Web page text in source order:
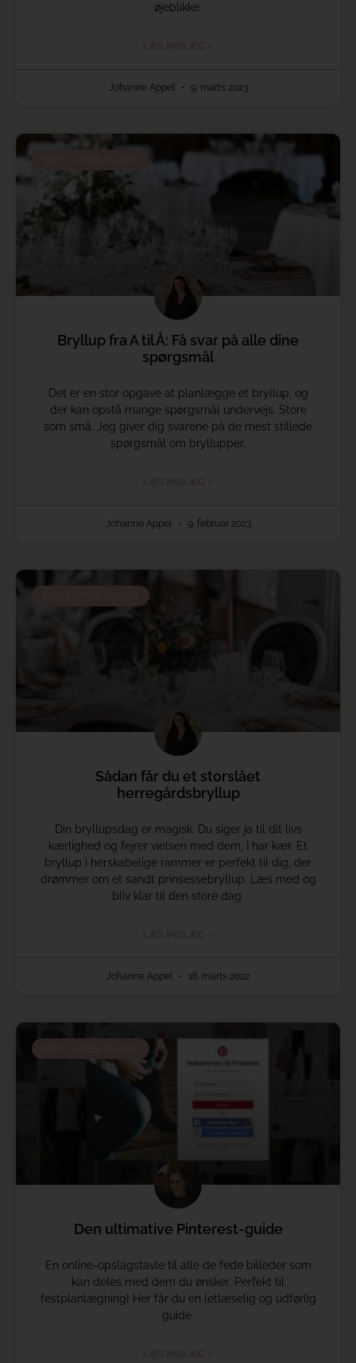
øjeblikke.
Johanne Appel 9. marts 2023
Bryllup fra A til Å: Få svar på alle dine
spørgsmål
Det er en stor opgave at planlægge et bryllup, og
der kan opstå mange spørgsmål undervejs. Store
som små. Jeg giver dig svarene på de mest stillede
spørgsmål om bryllupper.
Johanne Appel 9. februar 2023
Sådan får du et storslået
herregårdsbryllup
Din bryllupsdag er magisk. Du siger ja til dit livs
kærlighed og fejrer vielsen med dem, I har kær. Et
bryllup i herskabelige rammer er perfekt til dig, der
drømmer om et sandt prinsessebryllup. Læs med og
bliv klar til den store dag.
Johanne Appel 16. marts 2022
Den ultimative Pinterest-guide
En online-opslagstavle til alle de fede billeder som
kan deles med dem du ønsker. Perfekt til
festplanlægning! Her får du en letlæselig og udførlig
guide.